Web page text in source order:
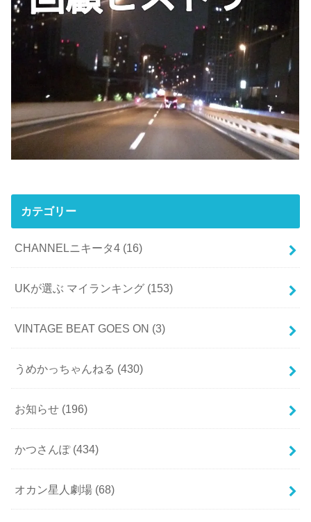
カテゴリー
CHANNELニキータ4 (16)
UKが選ぶ マイランキング (153)
VINTAGE BEAT GOES ON (3)
うめかっちゃんねる (430)
お知らせ (196)
かつさんぽ (434)
オカン星人劇場 (68)